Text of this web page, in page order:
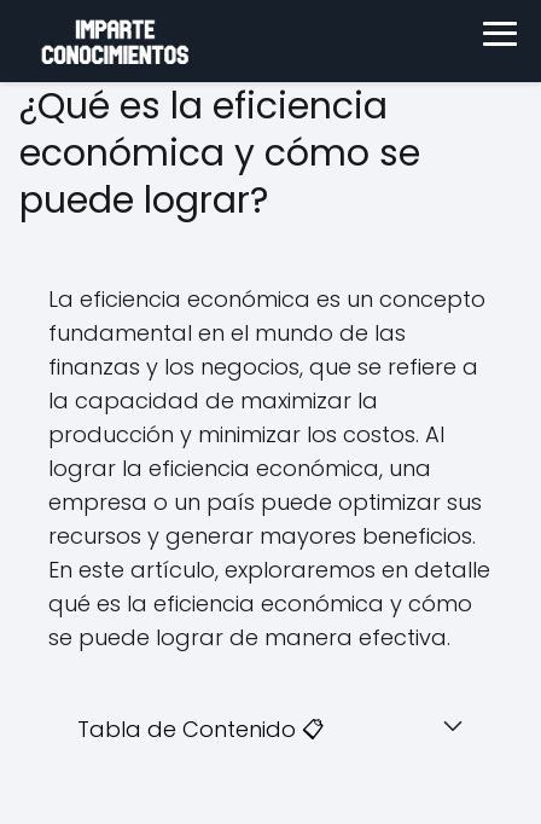
¿Qué es la eficiencia
económica y cómo se
puede lograr?
La eficiencia económica es un concepto
fundamental en el mundo de las
finanzas y los negocios, que se refiere a
la capacidad de maximizar la
producción y minimizar los costos. Al
lograr la eficiencia económica, una
empresa o un país puede optimizar sus
recursos y generar mayores beneficios.
En este artículo, exploraremos en detalle
qué es la eficiencia económica y cómo
se puede lograr de manera efectiva.
Tabla de Contenido 📋